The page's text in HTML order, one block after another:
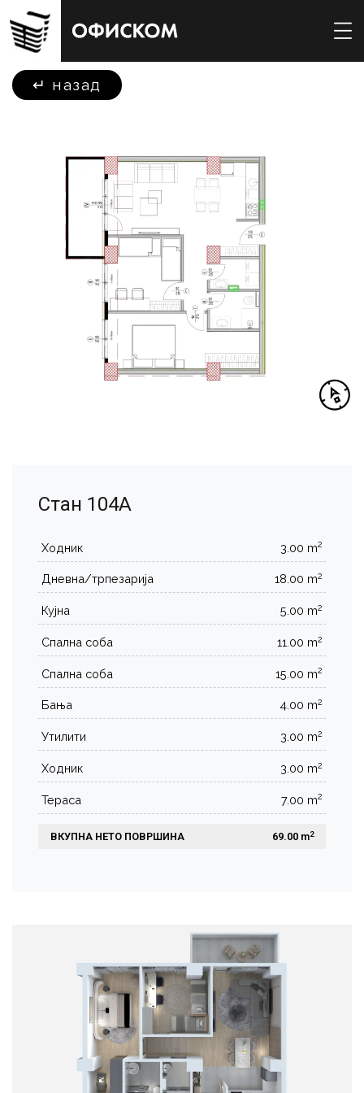
↵ назад
Стан 104А
Ходник 3.00 m2
Дневна/трпезарија 18.00 m2
Кујна 5.00 m2
Спална соба 11.00 m2
Спална соба 15.00 m2
Бања 4.00 m2
Утилити 3.00 m2
Ходник 3.00 m2
Тераса 7.00 m2
ВКУПНА НЕТО ПОВРШИНА 69.00 m2